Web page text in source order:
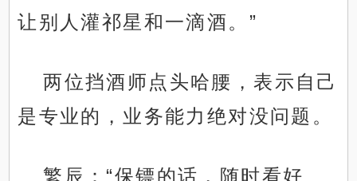
让别人灌祁星和一滴酒。”
两位挡酒师点头哈腰，表示自己
是专业的，业务能力绝对没问题。
繁辰：“保镖的话，随时看好